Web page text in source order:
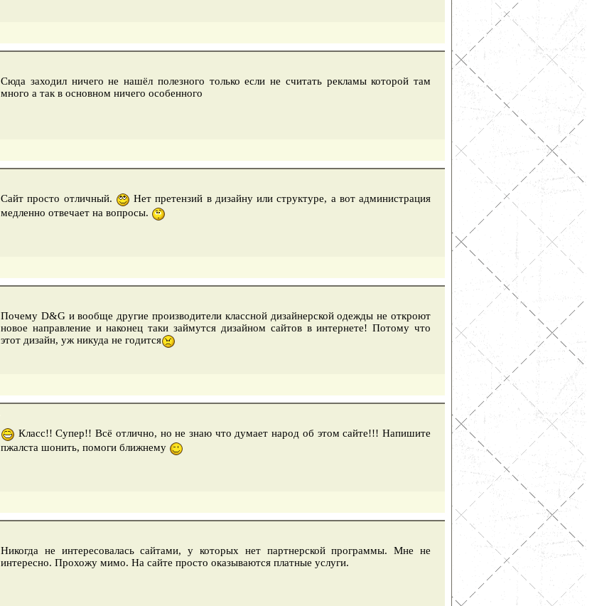
Сюда заходил ничего не нашёл полезного только если не считать рекламы которой там
много а так в основном ничего особенного
Сайт просто отличный.
Нет претензий в дизайну или структуре, а вот администрация
медленно отвечает на вопросы.
Почему D&G и вообще другие производители классной дизайнерской одежды не откроют
новое направление и наконец таки займутся дизайном сайтов в интернете! Потому что
этот дизайн, уж никуда не годится
Класс!! Супер!! Всё отлично, но не знаю что думает народ об этом сайте!!! Напишите
пжалста шонить, помоги ближнему
Никогда не интересовалась сайтами, у которых нет партнерской программы. Мне не
интересно. Прохожу мимо. На сайте просто оказываются платные услуги.